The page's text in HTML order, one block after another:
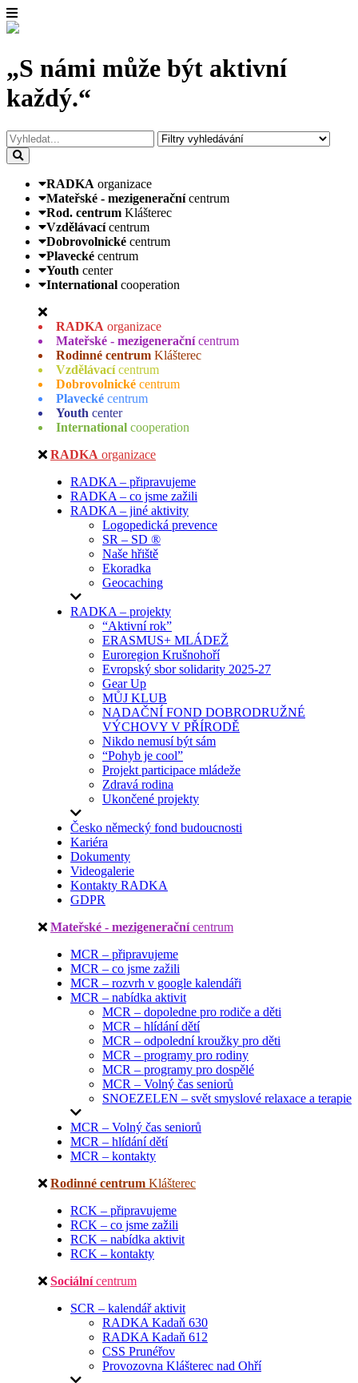
„S námi může být aktivní
každý.“
RADKA organizace
Mateřské - mezigenerační centrum
Rod. centrum Klášterec
Vzdělávací centrum
Dobrovolnické centrum
Plavecké centrum
Youth center
International cooperation
RADKA organizace
Mateřské - mezigenerační centrum
Rodinné centrum Klášterec
Vzdělávací centrum
Dobrovolnické centrum
Plavecké centrum
Youth center
International cooperation
RADKA organizace
RADKA – připravujeme
RADKA – co jsme zažili
RADKA – jiné aktivity
Logopedická prevence
SR – SD ®
Naše hřiště
Ekoradka
Geocaching
RADKA – projekty
“Aktivní rok”
ERASMUS+ MLÁDEŽ
Euroregion Krušnohoří
Evropský sbor solidarity 2025-27
Gear Up
MŮJ KLUB
NADAČNÍ FOND DOBRODRUŽNÉ
VÝCHOVY V PŘÍRODĚ
Nikdo nemusí být sám
“Pohyb je cool”
Projekt participace mládeže
Zdravá rodina
Ukončené projekty
Česko německý fond budoucnosti
Kariéra
Dokumenty
Videogalerie
Kontakty RADKA
GDPR
Mateřské - mezigenerační centrum
MCR – připravujeme
MCR – co jsme zažili
MCR – rozvrh v google kalendáři
MCR – nabídka aktivit
MCR – dopoledne pro rodiče a děti
MCR – hlídání dětí
MCR – odpolední kroužky pro děti
MCR – programy pro rodiny
MCR – programy pro dospělé
MCR – Volný čas seniorů
SNOEZELEN – svět smyslové relaxace a terapie
MCR – Volný čas seniorů
MCR – hlídání dětí
MCR – kontakty
Rodinné centrum Klášterec
RCK – připravujeme
RCK – co jsme zažili
RCK – nabídka aktivit
RCK – kontakty
Sociální centrum
SCR – kalendář aktivit
RADKA Kadaň 630
RADKA Kadaň 612
CSS Prunéřov
Provozovna Klášterec nad Ohří